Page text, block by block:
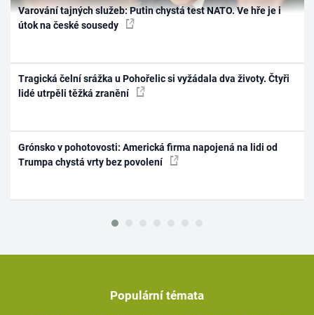
Varování tajných služeb: Putin chystá test NATO. Ve hře je i
útok na české sousedy
Tragická čelní srážka u Pohořelic si vyžádala dva životy. Čtyři
lidé utrpěli těžká zranění
Grónsko v pohotovosti: Americká firma napojená na lidi od
Trumpa chystá vrty bez povolení
Populární témata